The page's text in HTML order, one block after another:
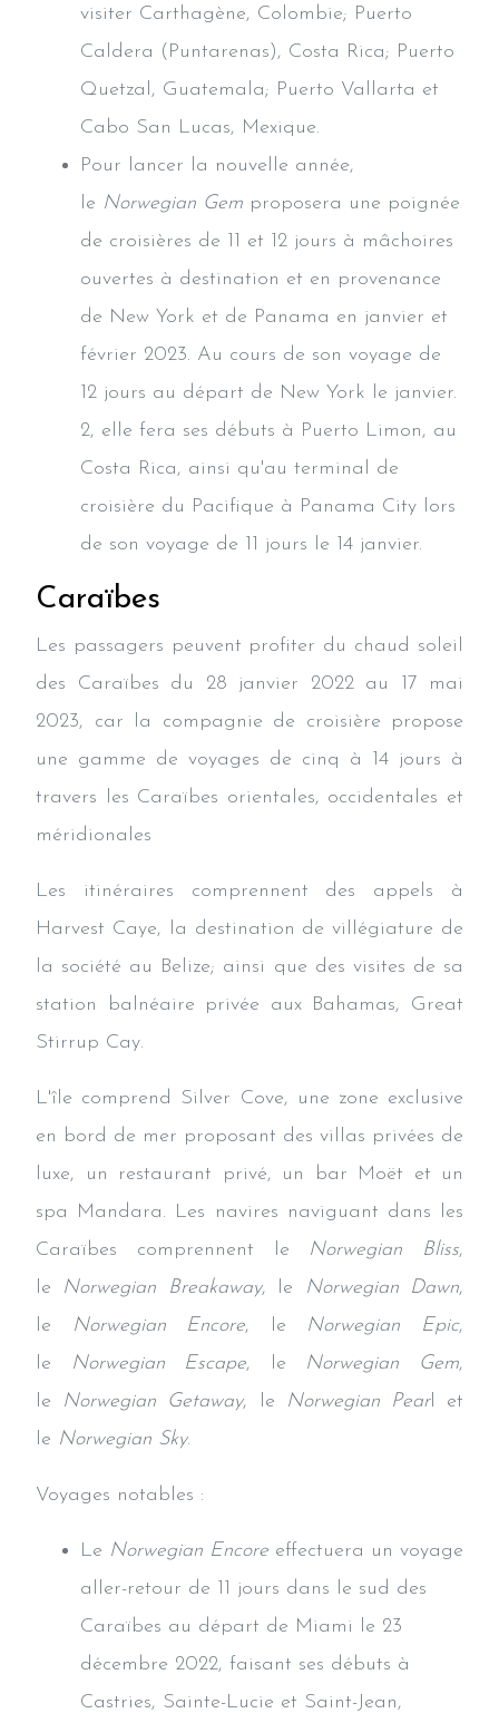
visiter Carthagène, Colombie; Puerto
Caldera (Puntarenas), Costa Rica; Puerto
Quetzal, Guatemala; Puerto Vallarta et
Cabo San Lucas, Mexique.
Pour lancer la nouvelle année,
le Norwegian Gem proposera une poignée
de croisières de 11 et 12 jours à mâchoires
ouvertes à destination et en provenance
de New York et de Panama en janvier et
février 2023. Au cours de son voyage de
12 jours au départ de New York le janvier.
2, elle fera ses débuts à Puerto Limon, au
Costa Rica, ainsi qu'au terminal de
croisière du Pacifique à Panama City lors
de son voyage de 11 jours le 14 janvier.
Caraïbes
Les passagers peuvent profiter du chaud soleil
des Caraïbes du 28 janvier 2022 au 17 mai
2023, car la compagnie de croisière propose
une gamme de voyages de cinq à 14 jours à
travers les Caraïbes orientales, occidentales et
méridionales
Les itinéraires comprennent des appels à
Harvest Caye, la destination de villégiature de
la société au Belize; ainsi que des visites de sa
station balnéaire privée aux Bahamas, Great
Stirrup Cay.
L'île comprend Silver Cove, une zone exclusive
en bord de mer proposant des villas privées de
luxe, un restaurant privé, un bar Moët et un
spa Mandara. Les navires naviguant dans les
Caraïbes comprennent le Norwegian Bliss,
le Norwegian Breakaway, le Norwegian Dawn,
le
Norwegian Encore, le Norwegian Epic,
le
Norwegian Escape, le Norwegian Gem,
le Norwegian Getaway, le Norwegian Pearl et
le Norwegian Sky.
Voyages notables :
Le Norwegian Encore effectuera un voyage
aller-retour de 11 jours dans le sud des
Caraïbes au départ de Miami le 23
décembre 2022, faisant ses débuts à
Castries, Sainte-Lucie et Saint-Jean,